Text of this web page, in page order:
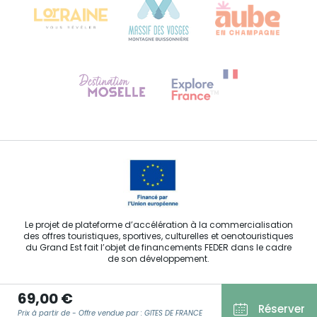
69,00 €
Prix à partir de - Offre vendue par : GITES DE FRANCE Réserver
Contactez-nous
Le projet de plateforme d’accélération à la commercialisation
des offres touristiques, sportives, culturelles et oenotouristiques
du Grand Est fait l’objet de financements FEDER dans le cadre
de son développement.